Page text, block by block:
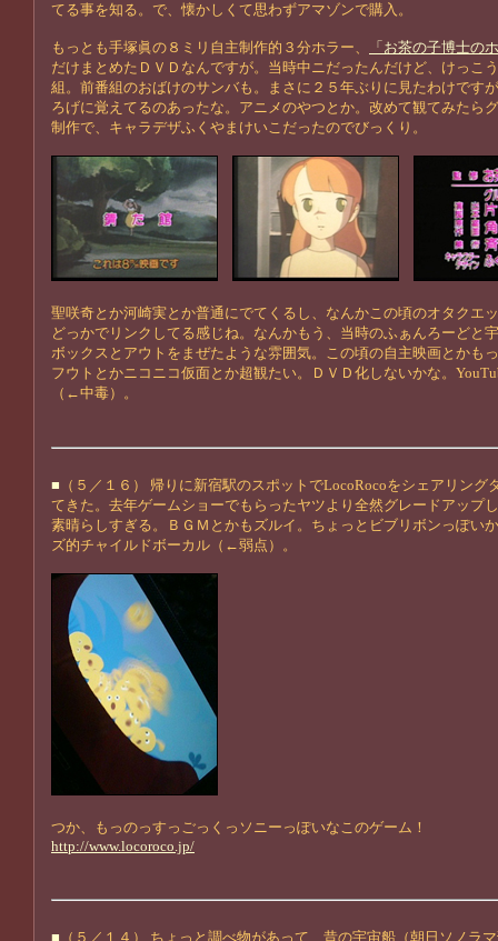
てる事を知る。で、懐かしくて思わずアマゾンで購入。
もっとも手塚眞の８ミリ自主制作的３分ホラー、
「お茶の子博士の
だけまとめたＤＶＤなんですが。当時中ニだったんだけど、けっこ
組。前番組のおばけのサンバも。まさに２５年ぶりに見たわけです
ろげに覚えてるのあったな。アニメのやつとか。改めて観てみたら
制作で、キャラデザふくやまけいこだったのでびっくり。
聖咲奇とか河崎実とか普通にでてくるし、なんかこの頃のオタクエ
どっかでリンクしてる感じね。なんかもう、当時のふぁんろーどと
ボックスとアウトをまぜたような雰囲気。この頃の自主映画とかも
フウトとかニコニコ仮面とか超観たい。ＤＶＤ化しないかな。
（←中毒）。
■ （５／１６） 帰りに新宿駅のスポットでLocoRocoをシェアリング
てきた。去年ゲームショーでもらったヤツより全然グレードアップ
素晴らしすぎる。ＢＧＭとかもズルイ。ちょっとビブリボンっぽい
ズ的チャイルドボーカル（←弱点）。
つか、もっのっすっごっくっソニーっぽいなこのゲーム！
http://www.locoroco.jp/
■ （５／１４） ちょっと調べ物があって、昔の宇宙船（朝日ソノラ